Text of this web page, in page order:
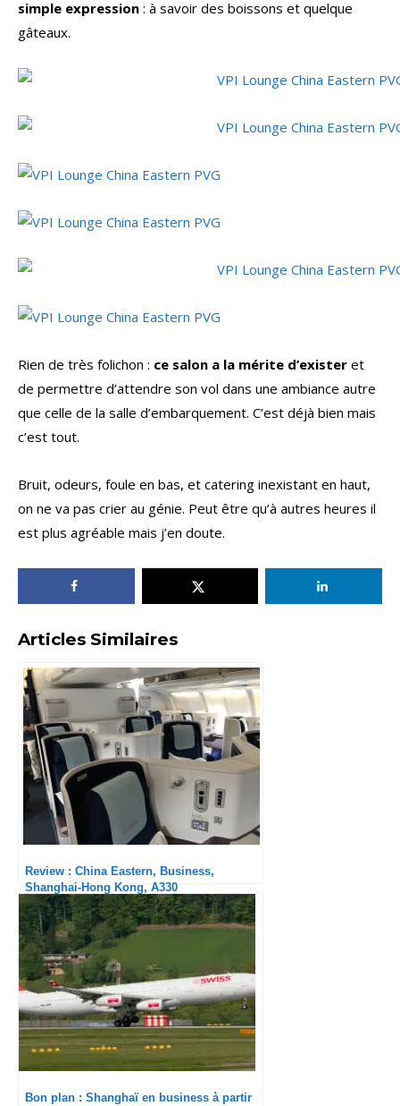
simple expression : à savoir des boissons et quelque
gâteaux.
Rien de très folichon : ce salon a la mérite d’exister et
de permettre d’attendre son vol dans une ambiance autre
que celle de la salle d’embarquement. C’est déjà bien mais
c’est tout.
Bruit, odeurs, foule en bas, et catering inexistant en haut,
on ne va pas crier au génie. Peut être qu’à autres heures il
est plus agréable mais j’en doute.
Articles Similaires
Review : China Eastern, Business,
Shanghai-Hong Kong, A330
Bon plan : Shanghaï en business à partir